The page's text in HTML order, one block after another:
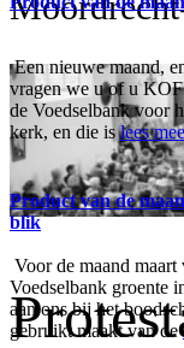
Een nieuwe maand,
vragen we u of u
de Voedselbank voor
kerk, en die islees
Product van de
blik
Voor de maand
Voedselbank groente
aan ons bij het
gebruikt maakt van de